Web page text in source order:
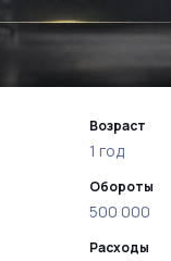
Возраст
1 год
Обороты
500 000
Расходы